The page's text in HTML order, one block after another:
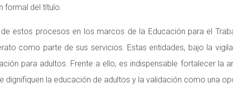
formal del título.
estos procesos en los marcos de la Educación para el
como parte de sus servicios. Estas entidades, bajo la
para adultos. Frente a ello, es indispensable fortalecer la
dignifiquen la educación de adultos y la validación como una